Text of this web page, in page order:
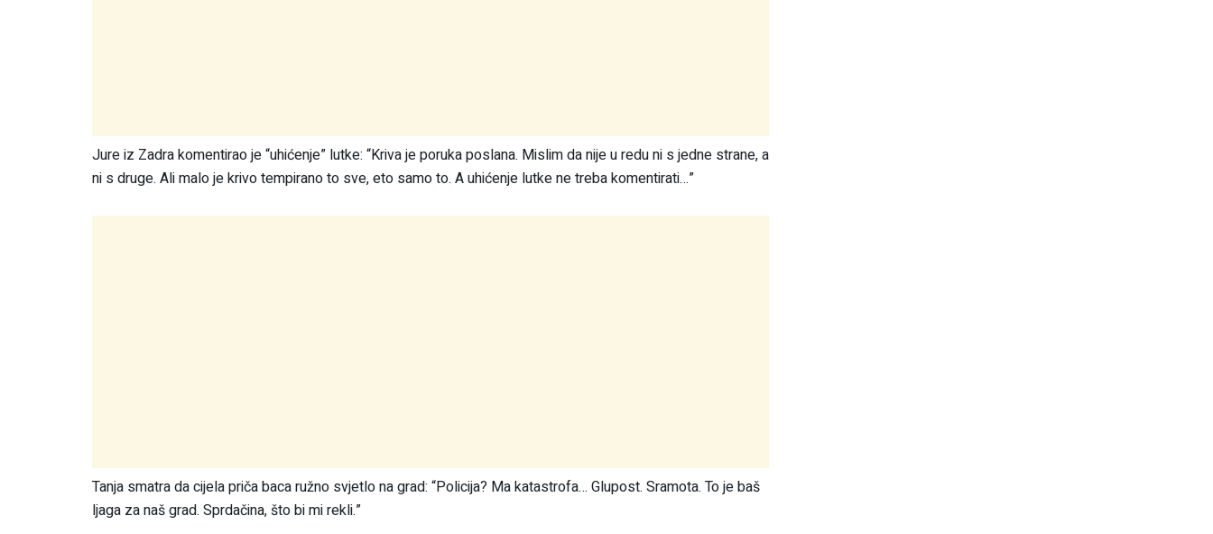
Jure iz Zadra komentirao je “uhićenje” lutke: “Kriva je poruka poslana. Mislim da nije u redu ni s jedne strane, a
ni s druge. Ali malo je krivo tempirano to sve, eto samo to. A uhićenje lutke ne treba komentirati…”
Tanja smatra da cijela priča baca ružno svjetlo na grad: “Policija? Ma katastrofa… Glupost. Sramota. To je baš
ljaga za naš grad. Sprdačina, što bi mi rekli.”